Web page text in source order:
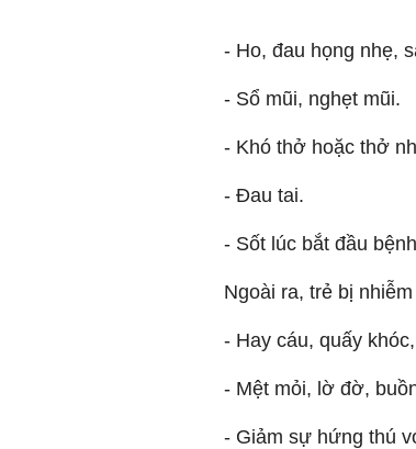
- Ho, đau họng nhẹ,
- Sổ mũi, nghẹt mũi.
- Khó thở hoặc thở
- Đau tai.
- Sốt lúc bắt đầu
Ngoài ra, trẻ bị
- Hay cáu, quấy
- Mệt mỏi, lờ đờ,
- Giảm sự hứng thú